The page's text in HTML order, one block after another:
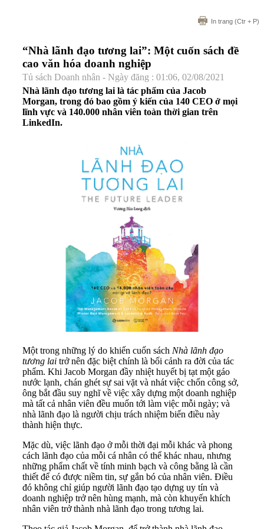
In trang (Ctr + P)
“Nhà lãnh đạo tương lai”: Một cuốn sách đề
cao văn hóa doanh nghiệp
Tủ sách Doanh nhân - Ngày đăng : 01:06, 02/08/2021
Nhà lãnh đạo tương lai là tác phẩm của Jacob
Morgan, trong đó bao gồm ý kiến của 140 CEO ở mọi
lĩnh vực và 140.000 nhân viên toàn thời gian trên
LinkedIn.
Một trong những lý do khiến cuốn sách Nhà lãnh đạo
tương lai trở nên đặc biệt chính là bối cảnh ra đời của tác
phẩm. Khi Jacob Morgan đầy nhiệt huyết bị tạt một gáo
nước lạnh, chán ghét sự sai vặt và nhát việc chốn công sở,
ông bắt đầu suy nghĩ về việc xây dựng một doanh nghiệp
mà tất cả nhân viên đều muốn tới làm việc mỗi ngày; và
nhà lãnh đạo là người chịu trách nhiệm biến điều này
thành hiện thực.
Mặc dù, việc lãnh đạo ở mỗi thời đại mỗi khác và phong
cách lãnh đạo của mỗi cá nhân có thể khác nhau, nhưng
những phẩm chất về tính minh bạch và công bằng là cần
thiết để có được niềm tin, sự gắn bó của nhân viên. Điều
đó không chỉ giúp người lãnh đạo tạo dựng uy tín và
doanh nghiệp trở nên hùng mạnh, mà còn khuyến khích
nhân viên trở thành nhà lãnh đạo trong tương lai.